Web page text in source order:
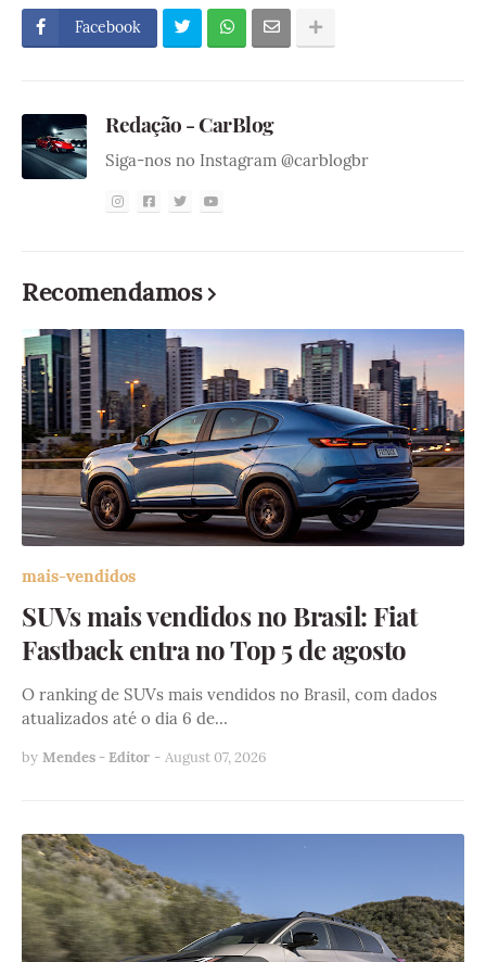
Facebook
Redação - CarBlog
Siga-nos no Instagram @carblogbr
Recomendamos
mais-vendidos
SUVs mais vendidos no Brasil: Fiat
Fastback entra no Top 5 de agosto
O ranking de SUVs mais vendidos no Brasil, com dados
atualizados até o dia 6 de…
by Mendes - Editor - August 07, 2026